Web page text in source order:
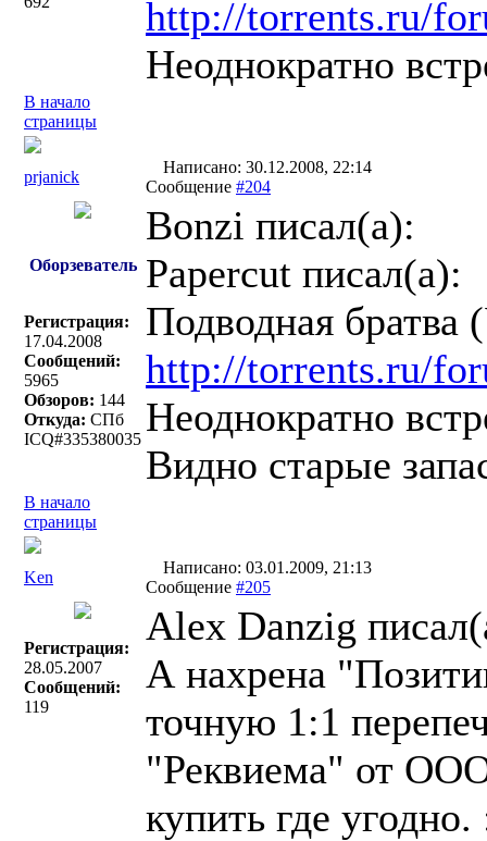
http://torrents.ru/
Неоднократно
В начало
страницы
prjanick
Написано: 30.12.2008, 22:14
Сообщение #204
Оборзеватель
Регистрация:
17.04.2008
Сообщений:
5965
Обзоров: 144
Откуда: СПб
ICQ#335380035
Bonzi писал(a):
Papercut писал(a):
Подводная
http://torrents.ru/
Неоднократно
Видно старые
В начало
страницы
Ken
Написано: 03.01.2009, 21:13
Сообщение #205
Регистрация:
28.05.2007
Сообщений:
119
Alex Danzig
А нахрена
точную 1:1
"Реквиема" от
купить где угодно.